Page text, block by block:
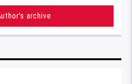
archive